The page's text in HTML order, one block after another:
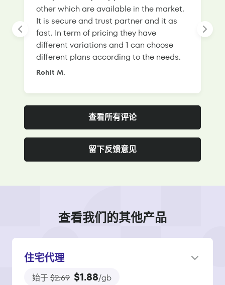
other which are available in the market.
It is secure and trust partner and it as
fast. In term of pricing they have
different variations and 1 can choose
different plans according to the needs.
Rohit M.
查看所有评论
留下反馈意见
查看我们的其他产品
住宅代理
始于$2.69 $1.88/gb